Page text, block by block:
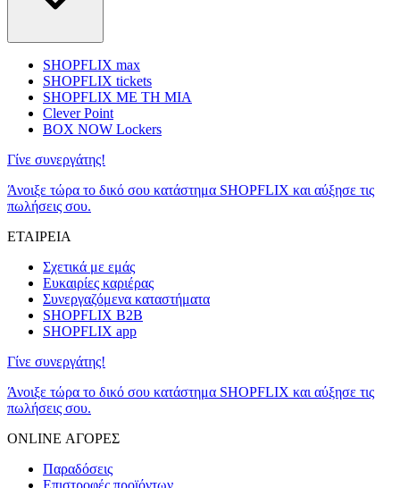
SHOPFLIX max
SHOPFLIX tickets
SHOPFLIX ΜΕ ΤΗ ΜΙΑ
Clever Point
BOX NOW Lockers
Γίνε συνεργάτης!
Άνοιξε τώρα το δικό σου κατάστημα SHOPFLIX και αύξησε τις
πωλήσεις σου.
ΕΤΑΙΡΕΙΑ
Σχετικά με εμάς
Ευκαιρίες καριέρας
Συνεργαζόμενα καταστήματα
SHOPFLIX B2B
SHOPFLIX app
Γίνε συνεργάτης!
Άνοιξε τώρα το δικό σου κατάστημα SHOPFLIX και αύξησε τις
πωλήσεις σου.
ONLINE ΑΓΟΡΕΣ
Παραδόσεις
Επιστροφές προϊόντων